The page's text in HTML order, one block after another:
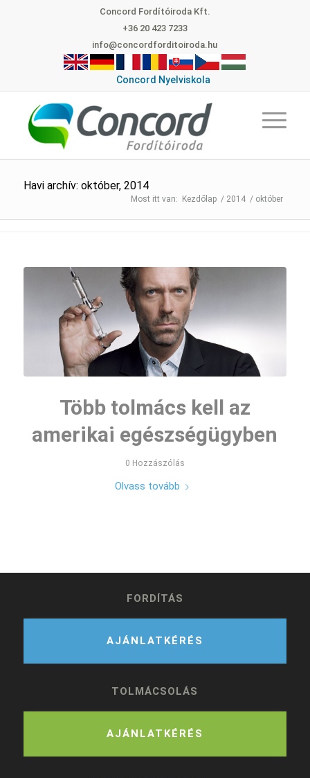
Concord Fordítóiroda Kft.
+36 20 423 7233
info@concordforditoiroda.hu
Concord Nyelviskola
Havi archív: október, 2014
Kezdőlap / 2014 / október
Több tolmács kell az
amerikai egészségügyben
0 Hozzászólás
Olvass tovább
FORDÍTÁS
AJÁNLATKÉRÉS
TOLMÁCSOLÁS
AJÁNLATKÉRÉS